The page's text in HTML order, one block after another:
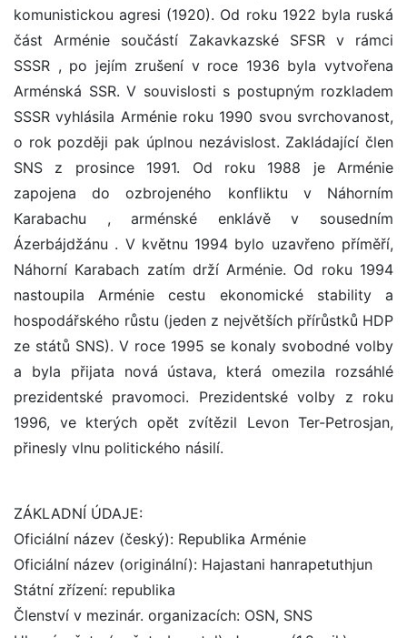
komunistickou agresi (1920). Od roku 1922 byla ruská
část Arménie součástí Zakavkazské SFSR v rámci
SSSR , po jejím zrušení v roce 1936 byla vytvořena
Arménská SSR. V souvislosti s postupným rozkladem
SSSR vyhlásila Arménie roku 1990 svou svrchovanost,
o rok později pak úplnou nezávislost. Zakládající člen
SNS z prosince 1991. Od roku 1988 je Arménie
zapojena do ozbrojeného konfliktu v Náhorním
Karabachu , arménské enklávě v sousedním
Ázerbájdžánu . V květnu 1994 bylo uzavřeno příměří,
Náhorní Karabach zatím drží Arménie. Od roku 1994
nastoupila Arménie cestu ekonomické stability a
hospodářského růstu (jeden z největších přírůstků HDP
ze států SNS). V roce 1995 se konaly svobodné volby
a byla přijata nová ústava, která omezila rozsáhlé
prezidentské pravomoci. Prezidentské volby z roku
1996, ve kterých opět zvítězil Levon Ter-Petrosjan,
přinesly vlnu politického násilí.
ZÁKLADNÍ ÚDAJE:
Oficiální název (český): Republika Arménie
Oficiální název (originální): Hajastani hanrapetuthjun
Státní zřízení: republika
Členství v mezinár. organizacích: OSN, SNS